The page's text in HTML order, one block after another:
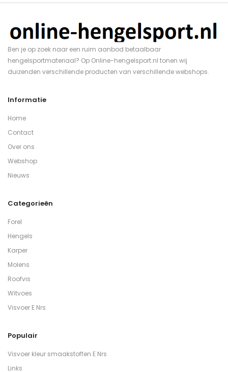
Ben je op zoek naar een ruim aanbod betaalbaar
hengelsportmateriaal? Op Online-hengelsport.nl tonen wij
duizenden verschillende producten van verschillende webshops.
Informatie
Home
Contact
Over ons
Webshop
Nieuws
Categorieën
Forel
Hengels
Karper
Molens
Roofvis
Witvoes
Visvoer E Nrs
Populair
Visvoer kleur smaakstoffen E Nrs
Links